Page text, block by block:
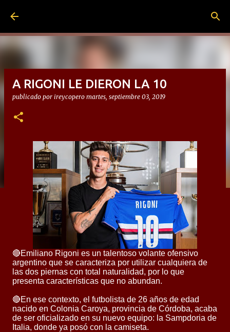
A RIGONI LE DIERON LA 10
publicado por ireycopero martes, septiembre 03, 2019
🔴Emiliano Rigoni es un talentoso volante ofensivo
argentino que se caracteriza por utilizar cualquiera de
las dos piernas con total naturalidad, por lo que
presenta características que no abundan.
🔴En ese contexto, el futbolista de 26 años de edad
nacido en Colonia Caroya, provincia de Córdoba, acaba
de ser oficializado en su nuevo equipo: la Sampdoria de
Italia, donde ya posó con la camiseta.